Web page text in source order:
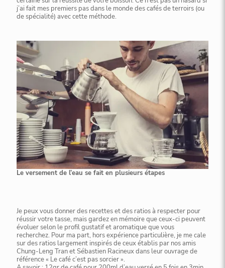
j’ai fait mes premiers pas dans le monde des cafés de terroirs (ou
de spécialité) avec cette méthode.
Le versement de l’eau se fait en plusieurs étapes
Je peux vous donner des recettes et des ratios à respecter pour
réussir votre tasse, mais gardez en mémoire que ceux-ci peuvent
évoluer selon le profil gustatif et aromatique que vous
recherchez. Pour ma part, hors expérience particulière, je me cale
sur des ratios largement inspirés de ceux établis par nos amis
Chung-Leng Tran et Sébastien Racineux dans leur ouvrage de
référence « Le café c’est pas sorcier ».